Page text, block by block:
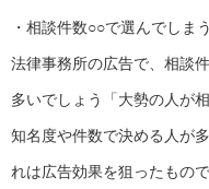
・相談件数○○で選んでしまう
法律事務所の広告で、相談
多いでしょう「大勢の人が
知名度や件数で決める人が
れは広告効果を狙ったもの